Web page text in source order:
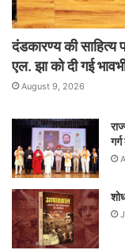
दंडकारण्य की साहित्य
एल. झा को दी गई
August 9, 2026